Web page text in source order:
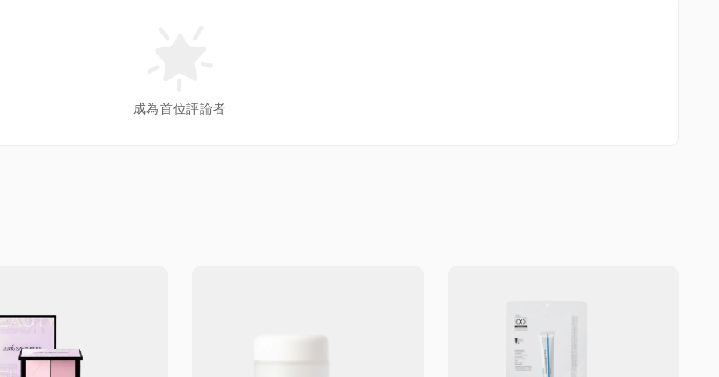
成為首位評論者